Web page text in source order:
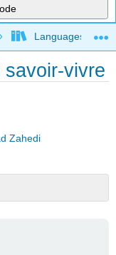
Languages
vivre
Zahedi